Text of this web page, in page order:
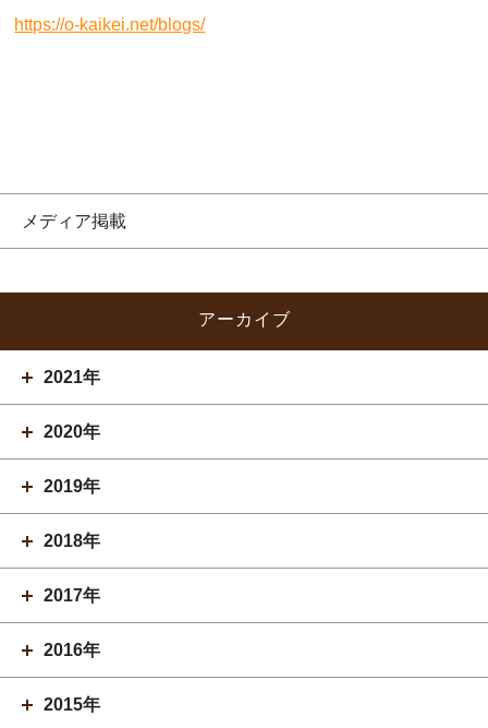
https://o-kaikei.net/blogs/
メディア掲載
アーカイブ
2021年
2020年
2019年
2018年
2017年
2016年
2015年